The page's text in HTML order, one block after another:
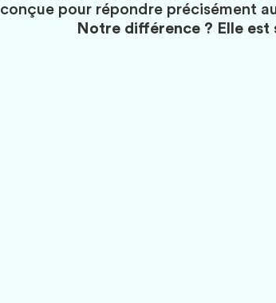
conçue pour répondre précisément
Notre différence ? Elle